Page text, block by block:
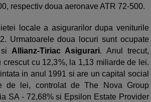
respectiv doua aeronave ATR 72-500.
locale a asigurarilor dupa veniturile
Urmatoarele doua locuri sunt ocupate
Allianz-Tiriac Asigurari. Anul trecut,
crescut cu 12,3%, la 1,13 miliarde de lei.
in anul 1991 si are un capital social
de lei, controlat de The Nova Group
SA - 72,68% si Epsilon Estate Provider